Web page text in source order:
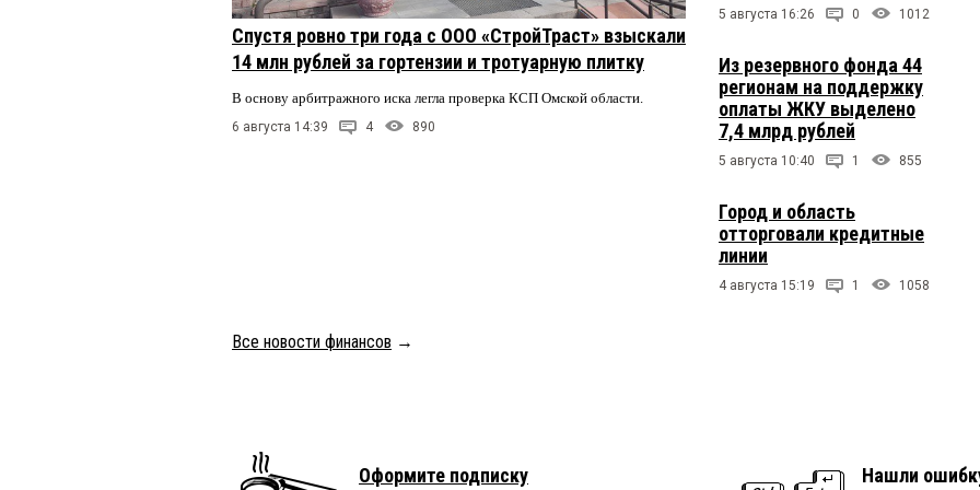
Спустя ровно три года с ООО «СтройТраст» взыскали
14 млн рублей за гортензии и тротуарную плитку
В основу арбитражного иска легла проверка КСП Омской области.
6 августа 14:39 4 890
5 августа 16:26 0 1012
Из резервного фонда 44
регионам на поддержку
оплаты ЖКУ выделено
7,4 млрд рублей
5 августа 10:40 1 855
Город и область
отторговали кредитные
линии
4 августа 15:19 1 1058
Все новости финансов →
Оформите подписку Нашли